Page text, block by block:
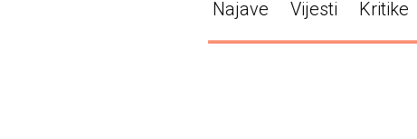
Najave Vijesti Kritike